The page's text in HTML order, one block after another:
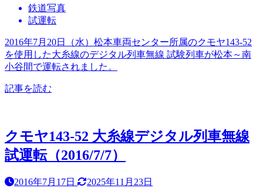
鉄道写真
試運転
2016年7月20日（水）松本車両センター所属のクモヤ143-52
を使用した大糸線のデジタル列車無線 試験列車が松本～南
小谷間で運転されました。
記事を読む
クモヤ143-52 大糸線デジタル列車無線
試運転（2016/7/7）
2016年7月17日 2025年11月23日